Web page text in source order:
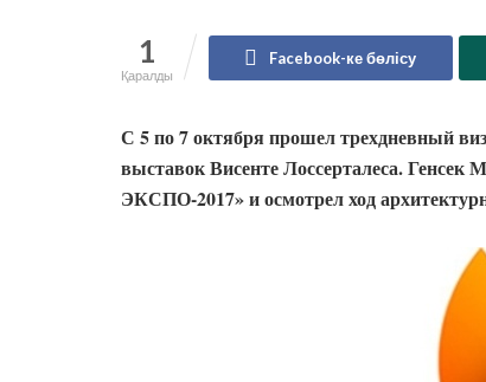
1
Қаралды
Facebook-ке бөлісу
С 5 по 7 октября прошел трехдневный
выставок Висенте Лоссерталеса.
ЭКСПО-2017» и осмотрел ход